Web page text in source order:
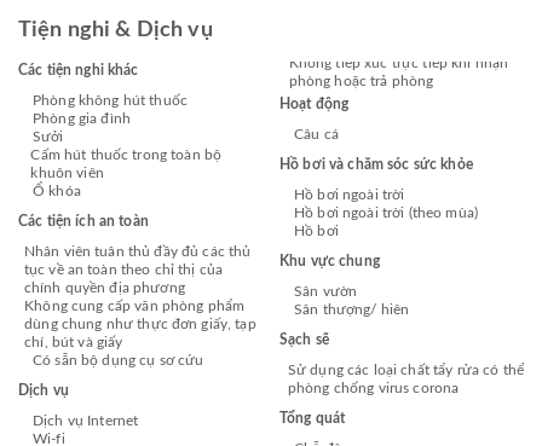
Tiện nghi & Dịch vụ
Các tiện nghi khác
Phòng không hút thuốc
Phòng gia đình
Sưởi
Cấm hút thuốc trong toàn bộ
khuôn viên
Ổ khóa
Các tiện ích an toàn
Nhân viên tuân thủ đầy đủ các thủ
tục về an toàn theo chỉ thị của
chính quyền địa phương
Không cung cấp văn phòng phẩm
dùng chung như thực đơn giấy, tạp
chí, bút và giấy
Có sẵn bộ dụng cụ sơ cứu
Dịch vụ
Dịch vụ Internet
Wi-fi
Không tiếp xúc trực tiếp khi nhận
phòng hoặc trả phòng
Hoạt động
Câu cá
Hồ bơi và chăm sóc sức khỏe
Hồ bơi ngoài trời
Hồ bơi ngoài trời (theo mùa)
Hồ bơi
Khu vực chung
Sân vườn
Sân thượng/ hiên
Sạch sẽ
Sử dụng các loại chất tẩy rửa có thể
phòng chống virus corona
Tổng quát